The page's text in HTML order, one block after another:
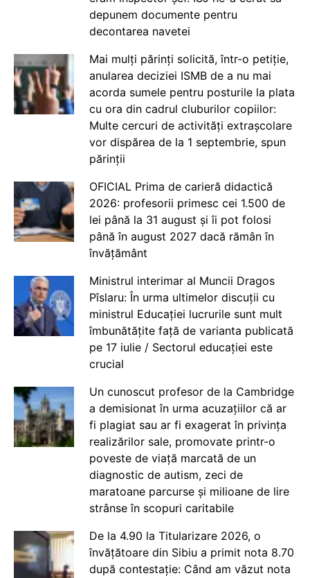
depunem documente pentru
decontarea navetei
Mai mulți părinți solicită, într-o petiție,
anularea deciziei ISMB de a nu mai
acorda sumele pentru posturile la plata
cu ora din cadrul cluburilor copiilor:
Multe cercuri de activități extrașcolare
vor dispărea de la 1 septembrie, spun
părinții
OFICIAL Prima de carieră didactică
2026: profesorii primesc cei 1.500 de
lei până la 31 august și îi pot folosi
până în august 2027 dacă rămân în
învățământ
Ministrul interimar al Muncii Dragos
Pîslaru: În urma ultimelor discuții cu
ministrul Educației lucrurile sunt mult
îmbunătățite față de varianta publicată
pe 17 iulie / Sectorul educației este
crucial
Un cunoscut profesor de la Cambridge
a demisionat în urma acuzațiilor că ar
fi plagiat sau ar fi exagerat în privința
realizărilor sale, promovate printr-o
poveste de viață marcată de un
diagnostic de autism, zeci de
maratoane parcurse și milioane de lire
strânse în scopuri caritabile
De la 4.90 la Titularizare 2026, o
învățătoare din Sibiu a primit nota 8.70
după contestație: Când am văzut nota